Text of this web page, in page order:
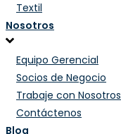
Textil
Nosotros
Equipo Gerencial
Socios de Negocio
Trabaje con Nosotros
Contáctenos
Blog